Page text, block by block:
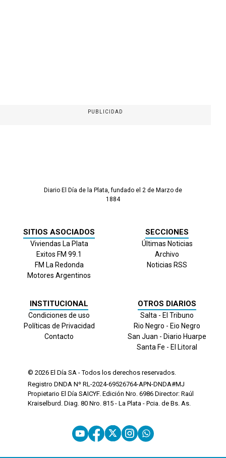
PUBLICIDAD
Diario El Día de la Plata, fundado el 2 de Marzo de
1884
SITIOS ASOCIADOS
Viviendas La Plata
Exitos FM 99.1
FM La Redonda
Motores Argentinos
SECCIONES
Últimas Noticias
Archivo
Noticias RSS
INSTITUCIONAL
Condiciones de uso
Políticas de Privacidad
Contacto
OTROS DIARIOS
Salta - El Tribuno
Rio Negro - Eio Negro
San Juan - Diario Huarpe
Santa Fe - El Litoral
© 2026 El Día SA - Todos los derechos reservados.
Registro DNDA Nº RL-2024-69526764-APN-DNDA#MJ
Propietario El Día SAICYF. Edición Nro. 6986 Director: Raúl
Kraiselburd. Diag. 80 Nro. 815 - La Plata - Pcia. de Bs. As.